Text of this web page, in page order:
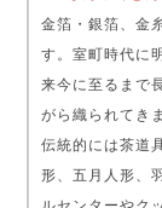
金箔・銀箔、金
す。室町時代に
来今に至るまで
がら織られてき
伝統的には茶道
形、五月人形、